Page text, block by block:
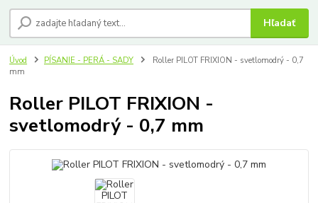
Hľadať
Úvod PÍSANIE - PERÁ - SADY
Roller PILOT FRIXION - svetlomodrý - 0,7
mm
Roller PILOT FRIXION -
svetlomodrý - 0,7 mm